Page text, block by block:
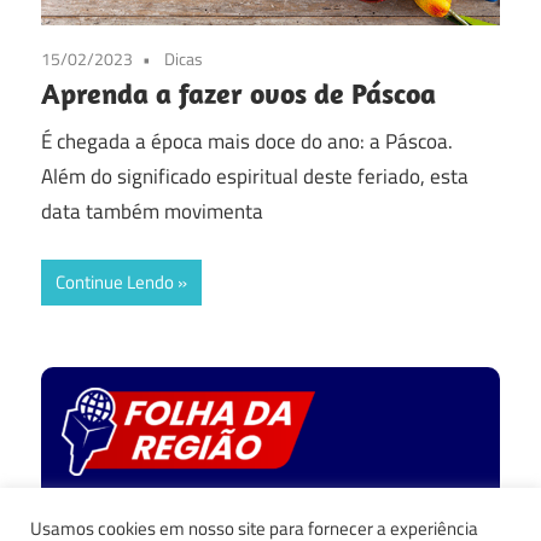
15/02/2023 Dicas
Aprenda a fazer ovos de Páscoa
É chegada a época mais doce do ano: a Páscoa.
Além do significado espiritual deste feriado, esta
data também movimenta
Continue Lendo
Usamos cookies em nosso site para fornecer a experiência